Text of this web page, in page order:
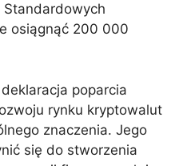
Standardowych
osiągnąć 200 000
poparcia
rynku kryptowalut
znaczenia. Jego
się do stworzenia